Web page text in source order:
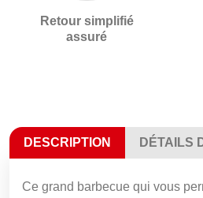
Retour simplifié
assuré
DESCRIPTION DÉTAILS
Ce grand barbecue qui vous